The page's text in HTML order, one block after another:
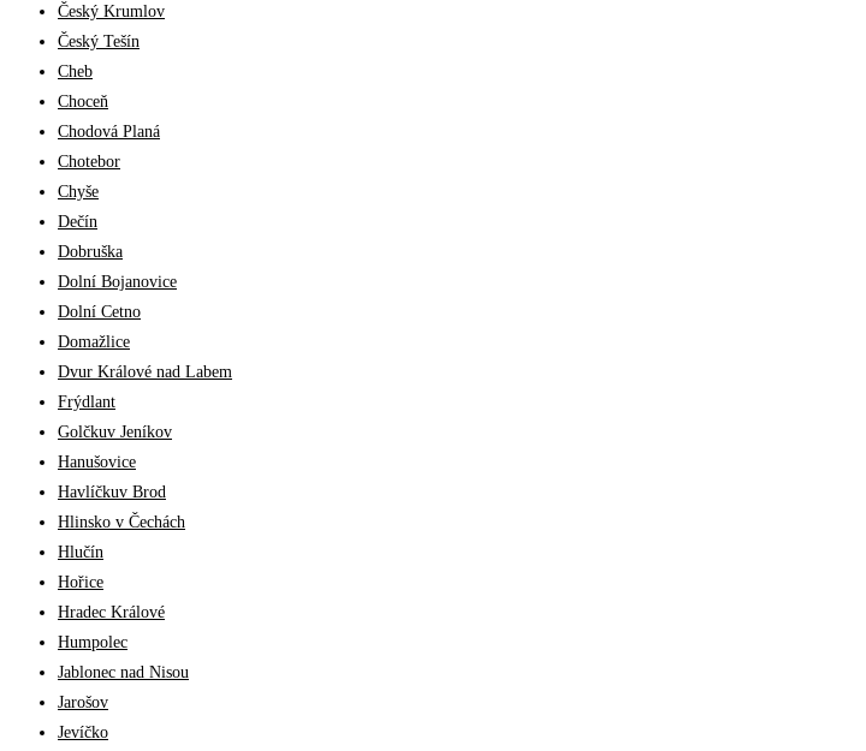
Český Krumlov
Český Tešín
Cheb
Choceň
Chodová Planá
Chotebor
Chyše
Dečín
Dobruška
Dolní Bojanovice
Dolní Cetno
Domažlice
Dvur Králové nad Labem
Frýdlant
Golčkuv Jeníkov
Hanušovice
Havlíčkuv Brod
Hlinsko v Čechách
Hlučín
Hořice
Hradec Králové
Humpolec
Jablonec nad Nisou
Jarošov
Jevíčko